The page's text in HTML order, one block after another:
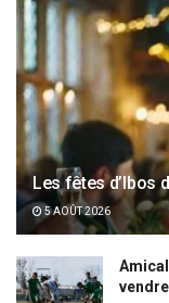
Les fêtes d’Ibos
5 AOÛT 2026